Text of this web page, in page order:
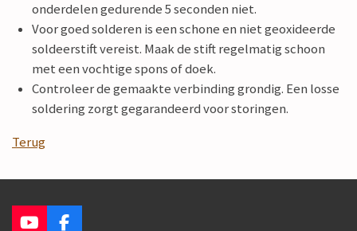
onderdelen gedurende 5 seconden niet.
Voor goed solderen is een schone en niet geoxideerde
soldeerstift vereist. Maak de stift regelmatig schoon
met een vochtige spons of doek.
Controleer de gemaakte verbinding grondig. Een losse
soldering zorgt gegarandeerd voor storingen.
Terug